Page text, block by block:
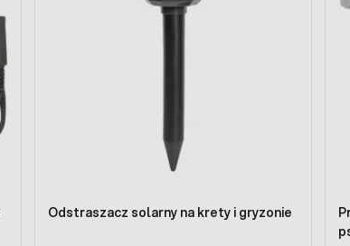
Odstraszacz solarny na krety i gryzonie